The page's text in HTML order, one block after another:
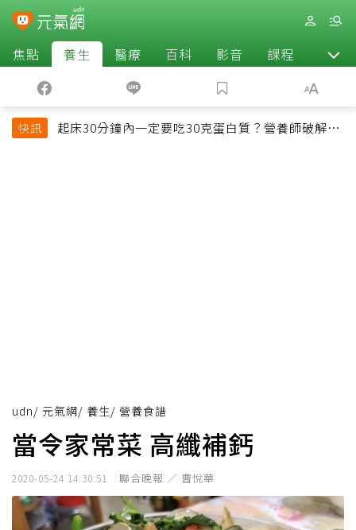
焦點 養生 醫療 百科 影音 課程 退休
快訊
起床30分鐘內一定要吃30克蛋白質？營養師破解
udn/ 元氣網/ 養生/ 營養食譜
當令家常菜 高纖補鈣
2020-05-24 14:30:51 聯合晚報 ／ 曹悅華